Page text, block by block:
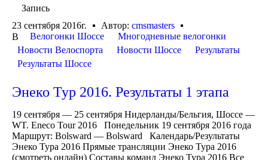
Запись
23 сентября 2016г.
Автор: cmsmasters
В
Велогонки Шоссе
Многодневные велогонки
Новости Велоспорта
Новости Шоссе
Результаты
Результаты Шоссе
Энеко Тур 2016. Результаты 1 этапа
19 сентября — 25 сентября Нидерланды/Бельгия, Шоссе —
WT. Eneco Tour 2016 Понедельник 19 сентября 2016 года
Маршрут: Bolsward — Bolsward Календарь/Результаты
Энеко Тура 2016 Прямые трансляции Энеко Тура 2016
(смотреть онлайн) Составы команд Энеко Тура 2016 Все